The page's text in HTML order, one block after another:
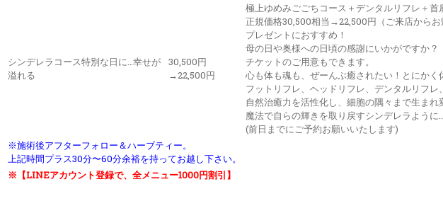
シンデレラコース特別な日に…幸せが
溢れる
30,500円
→22,500円
極上ゆめみごごちコース＋デンタルリフレ＋
正規価格30,500相当→22,500円（ご来店からお
プレゼントにおすすめ！
母の日や奥様への日頃の感謝にいかがですか？
チケットのご用意もできます。
心も体も魂も、ぜーんぶ癒されたい！とにか
フットリフレ、ヘッドリフレ、デンタルリフ
自然治癒力を活性化し、細胞の隅々まで生まれ
魔法で自らの輝きを取り戻すシンデレラように…
(前日までにご予約お願いいたします)
※施術後アフターフォロー＆ハーブティー。
上記時間プラス30分〜60分余裕を持ってお越し下さい。
※【LINEアカウント登録で、全メニュー1000円割引】